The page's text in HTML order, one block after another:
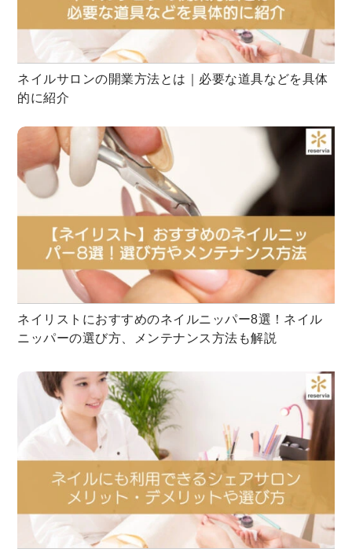
ネイルサロンの開業方法とは｜必要な道具などを具体
的に紹介
ネイリストにおすすめのネイルニッパー8選！ネイル
ニッパーの選び方、メンテナンス方法も解説